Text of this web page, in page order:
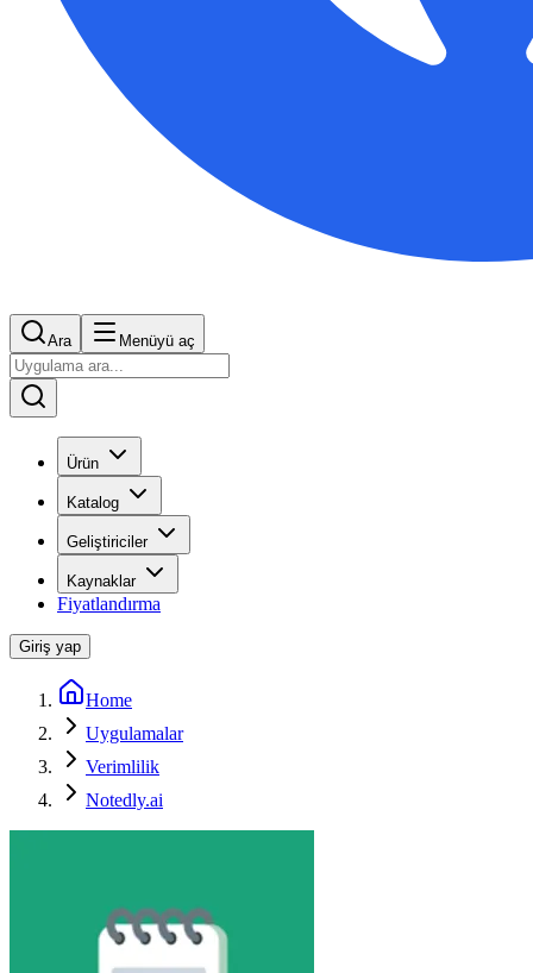
Ara Menüyü aç
Ürün
Katalog
Geliştiriciler
Kaynaklar
Fiyatlandırma
Giriş yap
Home
Uygulamalar
Verimlilik
Notedly.ai